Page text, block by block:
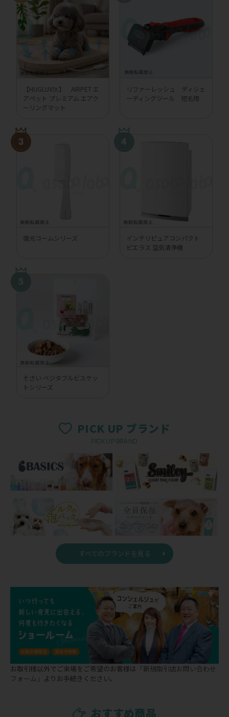
【HUGLUVⅨ】 AIRPET エ
アペット プレミアム エアク
ーリングマット
リファーレッシュ ディシェ
ーディングツール 短毛用
復元コームシリーズ
インテリピュアコンパクト
ピエラス 空気清浄機
そざい ベジタブルビスケッ
トシリーズ
PICK UP ブランド
PICK UP BRAND
すべてのブランドを見る
お取引様以外でご来場をご希望のお客様は 「新規取引店お問い合わせ
フォーム」 よりお手続きください。
おすすめ商品